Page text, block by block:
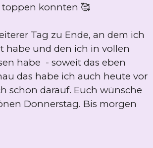
konnten 🥰
Tag zu Ende, an dem ich
habe und den ich in vollen
habe - soweit das eben
das habe ich auch heute vor
schon darauf. Euch wünsche
Donnerstag. Bis morgen